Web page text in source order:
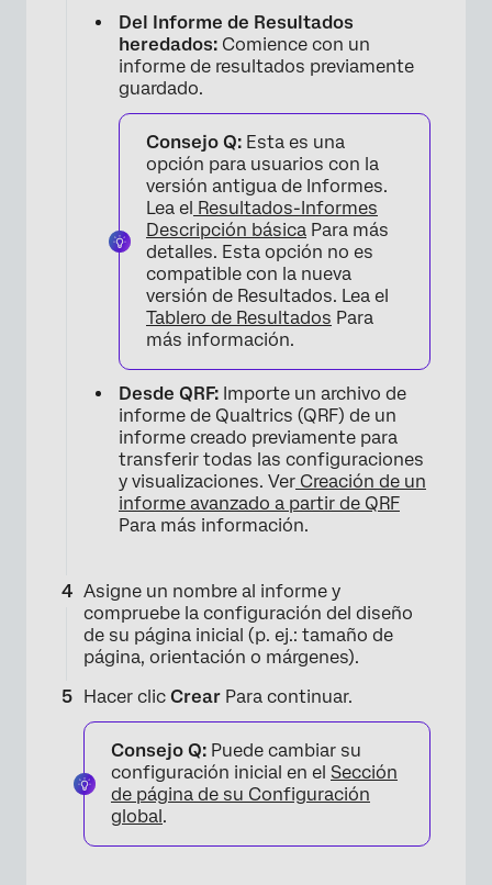
×
×
Del Informe de Resultados
heredados: Comience con un
informe de resultados previamente
guardado.
Consejo Q: Esta es una
opción para usuarios con la
versión antigua de Informes.
Lea el Resultados-Informes
Descripción básica Para más
detalles. Esta opción no es
compatible con la nueva
versión de Resultados. Lea el
Tablero de Resultados Para
más información.
Desde QRF: Importe un archivo de
informe de Qualtrics (QRF) de un
informe creado previamente para
transferir todas las configuraciones
y visualizaciones. Ver Creación de un
informe avanzado a partir de QRF
Para más información.
Asigne un nombre al informe y
compruebe la configuración del diseño
de su página inicial (p. ej.: tamaño de
página, orientación o márgenes).
Hacer clic Crear Para continuar.
Consejo Q: Puede cambiar su
configuración inicial en el Sección
de página de su Configuración
global .